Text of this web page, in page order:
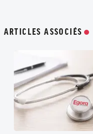
ARTICLES ASSOCIÉS